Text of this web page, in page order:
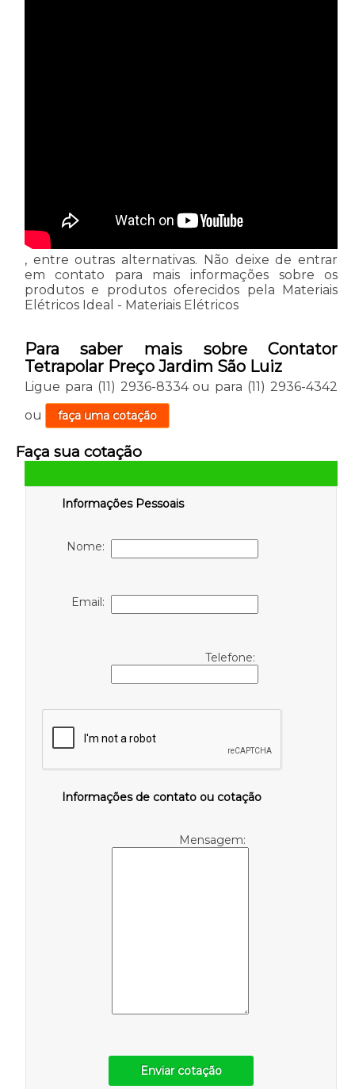
, entre outras alternativas. Não deixe de entrar
em contato para mais informações sobre os
produtos e produtos oferecidos pela Materiais
Elétricos Ideal - Materiais Elétricos
Para saber mais sobre Contator
Tetrapolar Preço Jardim São Luiz
Ligue para (11) 2936-8334ou para (11) 2936-4342
ou
faça uma cotação
Faça sua cotação
Informações Pessoais
Nome:
Email:
Telefone:
Informações de contato ou cotação
Mensagem:
Enviar cotação